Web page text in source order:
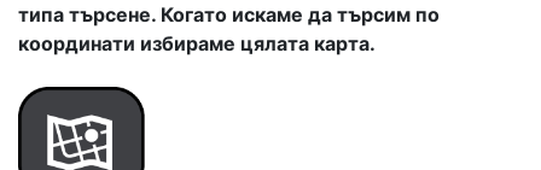
типа търсене. Когато искаме да търсим по
координати избираме цялата карта.